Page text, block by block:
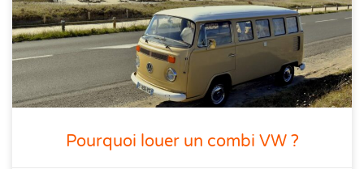
Pourquoi louer un combi VW ?